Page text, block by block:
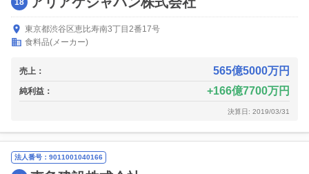
18
東京都渋谷区恵比寿南3丁目2番17号
食料品(メーカー)
売上： 565億5000万円
純利益： 166億7700万円
決算日: 2019/03/31
法人番号：9011001040166